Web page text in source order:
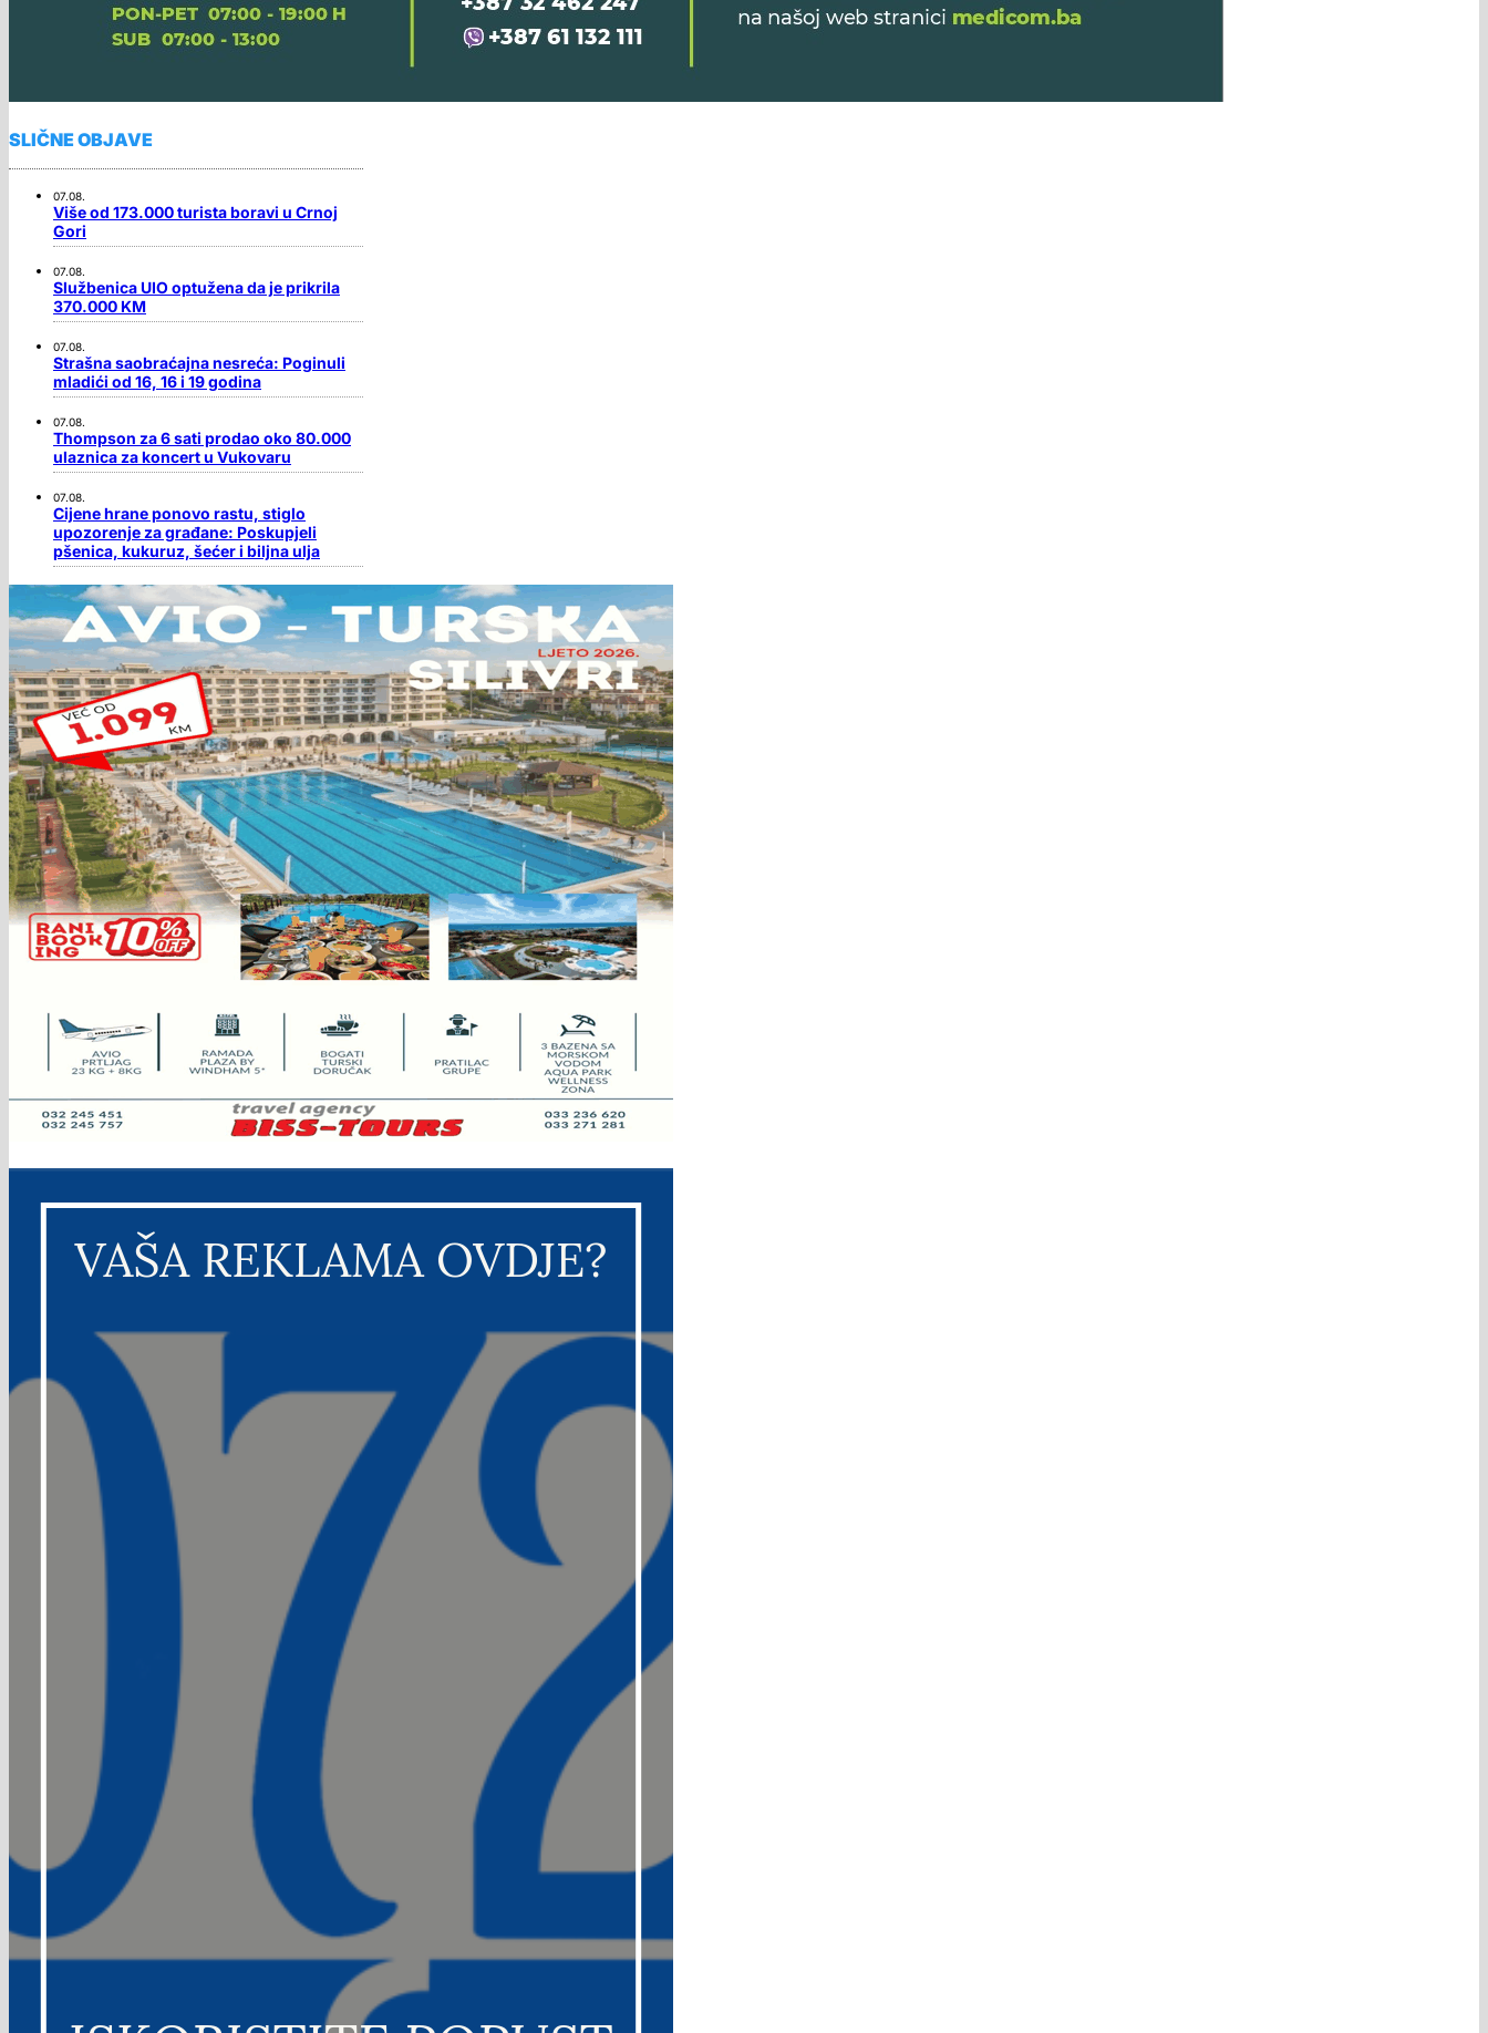
SLIČNE OBJAVE
07.08.
Više od 173.000 turista boravi u Crnoj
Gori
07.08.
Službenica UIO optužena da je prikrila
370.000 KM
07.08.
Strašna saobraćajna nesreća: Poginuli
mladići od 16, 16 i 19 godina
07.08.
Thompson za 6 sati prodao oko 80.000
ulaznica za koncert u Vukovaru
07.08.
Cijene hrane ponovo rastu, stiglo
upozorenje za građane: Poskupjeli
pšenica, kukuruz, šećer i biljna ulja